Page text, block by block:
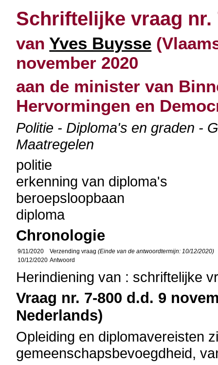
Schriftelijke vraag nr.
vanYves Buysse
november 2020
aan de minister van
Hervormingen en
Politie - Diploma's en graden -
Maatregelen
politie
erkenning van diploma's
beroepsloopbaan
diploma
Chronologie
9/11/2020 Verzending vraag(Einde van de antwoordtermijn: 10/12/2020)
10/12/2020 Antwoord
Herindiening van : schriftelijke
Vraag nr. 7-800 d.d. 9
Nederlands)
Opleiding en diplomavereisten
gemeenschapsbevoegdheid,